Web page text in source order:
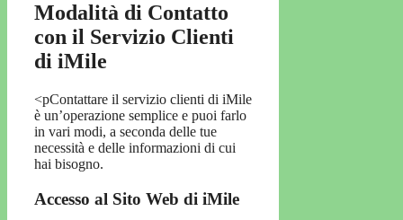
Modalità di Contatto
con il Servizio Clienti
di iMile
<pContattare il servizio clienti di iMile
è un’operazione semplice e puoi farlo
in vari modi, a seconda delle tue
necessità e delle informazioni di cui
hai bisogno.
Accesso al Sito Web di iMile